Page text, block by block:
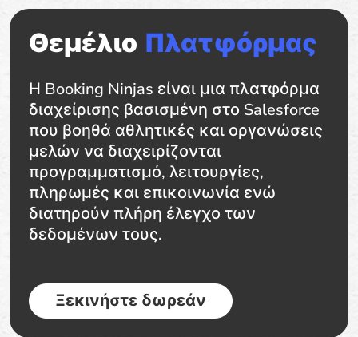
Θεμέλιο Πλατφόρμας
Η Booking Ninjas είναι μια πλατφόρμα
διαχείρισης βασισμένη στο Salesforce
που βοηθά αθλητικές και οργανώσεις
μελών να διαχειρίζονται
προγραμματισμό, λειτουργίες,
πληρωμές και επικοινωνία ενώ
διατηρούν πλήρη έλεγχο των
δεδομένων τους.
Ξεκινήστε δωρεάν